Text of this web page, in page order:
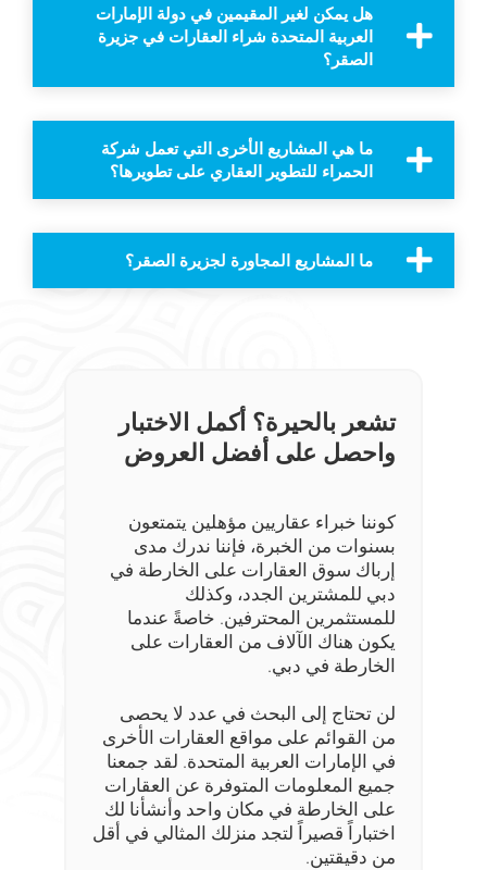
هل يمكن لغير المقيمين في دولة الإمارات
العربية المتحدة شراء العقارات في جزيرة
الصقر؟
ما هي المشاريع الأخرى التي تعمل شركة
الحمراء للتطوير العقاري على تطويرها؟
ما المشاريع المجاورة لجزيرة الصقر؟
تشعر بالحيرة؟ أكمل الاختبار
واحصل على أفضل العروض
كوننا خبراء عقاريين مؤهلين يتمتعون
بسنوات من الخبرة، فإننا ندرك مدى
إرباك سوق العقارات على الخارطة في
دبي للمشترين الجدد، وكذلك
للمستثمرين المحترفين. خاصةً عندما
يكون هناك الآلاف من العقارات على
الخارطة في دبي.
لن تحتاج إلى البحث في عدد لا يحصى
من القوائم على مواقع العقارات الأخرى
في الإمارات العربية المتحدة. لقد جمعنا
جميع المعلومات المتوفرة عن العقارات
على الخارطة في مكان واحد وأنشأنا لك
اختباراً قصيراً لتجد منزلك المثالي في أقل
من دقيقتين.